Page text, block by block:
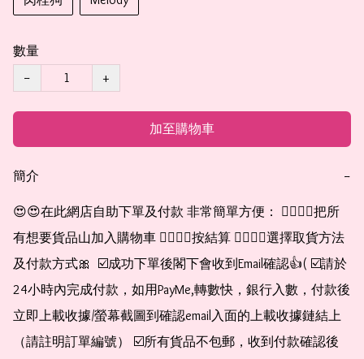
數量
−
+
加至購物車
簡介 −
😍😍在此網店自助下單及付款 非常簡單方便： 👉🏻👉🏻把所
有想要貨品山加入購物車 👉🏻👉🏻按結算 👉🏻👉🏻選擇取貨方法
及付款方式🎀  ☑️成功下單後閣下會收到Email確認👍( ☑️請於
24小時內完成付款，如用PayMe,轉數快，銀行入數，付款後
立即上載收據/螢幕截圖到確認email入面的上載收據鏈結上
（請註明訂單編號） ☑️所有貨品不包郵，收到付款確認後